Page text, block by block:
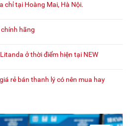
chỉ tại Hoàng Mai, Hà Nội.
hãng
ở thời điểm hiện tại NEW
rẻ bán thanh lý có nên mua hay